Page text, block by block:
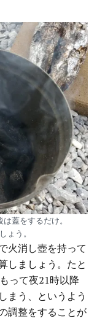
蓋をするだけ。
ょう。
火消し壺を持って
しましょ う。たと
って夜21時以降
まう、というよう
調整をすることが